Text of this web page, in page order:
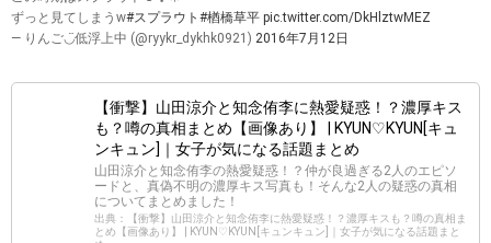
pic.twitter.com/o8FCmul0zB
— くるすけ♪ (@JUMP0509RYlove) 2016年9月4日
スプラウトの知念くん本当かっこいい✨
爽やかすぎるわ、、昨日から今日にかけてずっと見てたｗｗｗｗｗｗｗ
pic.twitter.com/S8QwRzUbn1
— ありこ (@Ariiiii_JUMP)2015年6月4日